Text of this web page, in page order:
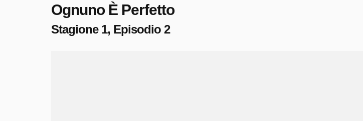
Ognuno È Perfetto
Stagione 1, Episodio 2